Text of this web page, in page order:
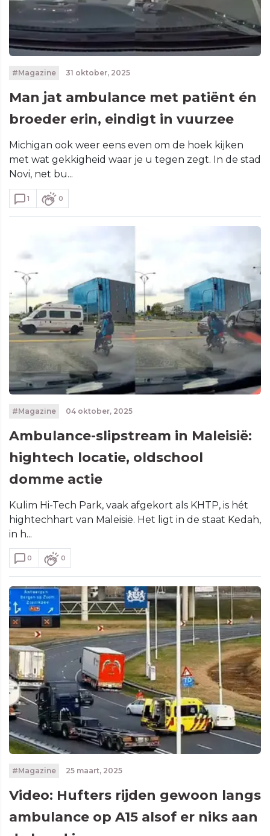
#Magazine 31 oktober, 2025
Man jat ambulance met patiënt én
broeder erin, eindigt in vuurzee
Michigan ook weer eens even om de hoek kijken
met wat gekkigheid waar je u tegen zegt. In de stad
Novi, net bu...
1 0
#Magazine 04 oktober, 2025
Ambulance-slipstream in Maleisië:
hightech locatie, oldschool
domme actie
Kulim Hi-Tech Park, vaak afgekort als KHTP, is hét
hightechhart van Maleisië. Het ligt in de staat Kedah,
in h...
0 0
#Magazine 25 maart, 2025
Video: Hufters rijden gewoon langs
ambulance op A15 alsof er niks aan